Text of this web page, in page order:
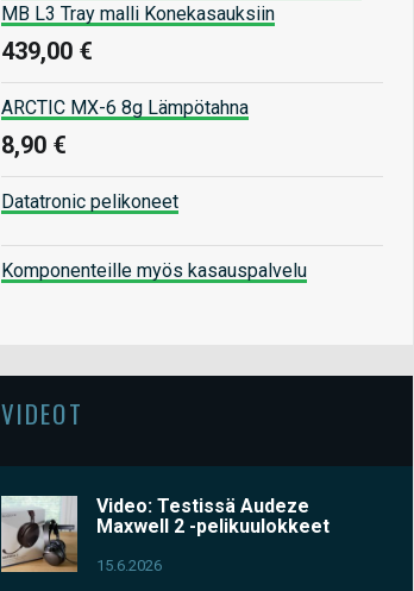
MB L3 Tray malli Konekasauksiin
439,00 €
ARCTIC MX-6 8g Lämpötahna
8,90 €
Datatronic pelikoneet
Komponenteille myös kasauspalvelu
VIDEOT
Video: Testissä Audeze
Maxwell 2 -pelikuulokkeet
15.6.2026